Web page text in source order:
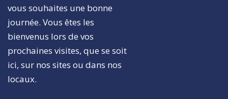
vous souhaites une bonne
journée. Vous êtes les
bienvenus lors de vos
prochaines visites, que se soit
ici, sur nos sites ou dans nos
locaux.